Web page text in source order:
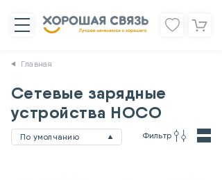
Главная
Сетевые зарядные
устройства HOCO
По умолчанию Фильтр